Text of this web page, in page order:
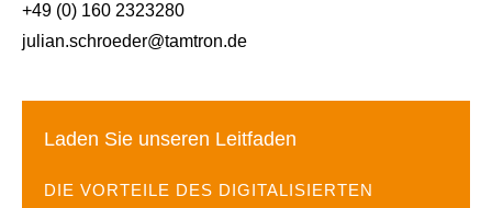
+49 (0) 160 2323280
julian.schroeder@tamtron.de
Laden Sie unseren Leitfaden
DIE VORTEILE DES DIGITALISIERTEN